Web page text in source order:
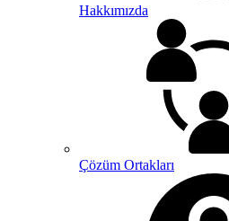
Hakkımızda
Çözüm Ortakları